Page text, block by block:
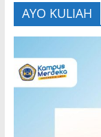
AYO KULIAH